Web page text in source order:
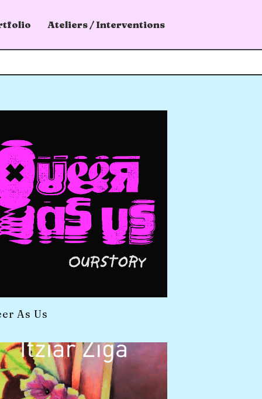
Ateliers / Interventions
As Us